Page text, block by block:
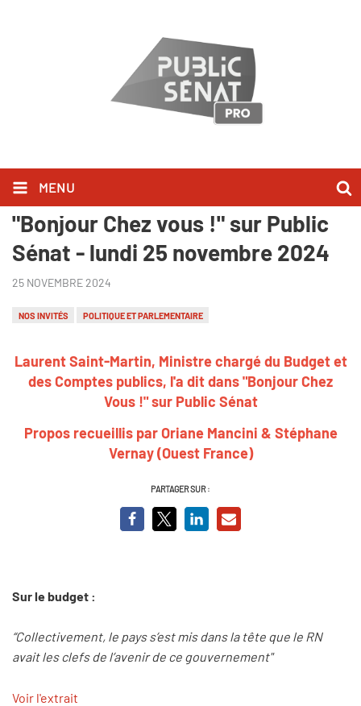
MENU
Laurent Saint-Martin, l'a dit dans
"Bonjour Chez vous !" sur Public
Sénat - lundi 25 novembre 2024
25 NOVEMBRE 2024
NOS INVITÉS POLITIQUE ET PARLEMENTAIRE
Laurent Saint-Martin, Ministre chargé du Budget et
des Comptes publics, l'a dit dans "Bonjour Chez
Vous !" sur Public Sénat
Propos recueillis par Oriane Mancini & Stéphane
Vernay (Ouest France)
PARTAGER SUR :
Sur le budget :
“Collectivement, le pays s’est mis dans la tête que le RN
avait les clefs de l’avenir de ce gouvernement"
Voir l'extrait